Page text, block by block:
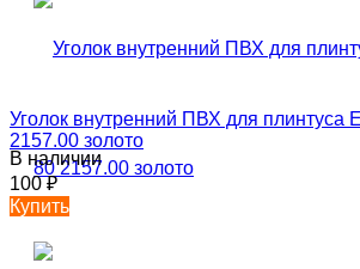
Уголок внутренний ПВХ для плинтуса
2157.00 золото
В наличии
100₽
Купить